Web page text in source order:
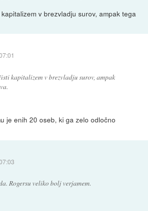
v brezvladju surov, ampak tega
kapitalizem v brezvladju surov, ampak
je enih 20 oseb, ki ga zelo odločno
Rogersu veliko bolj verjamem.